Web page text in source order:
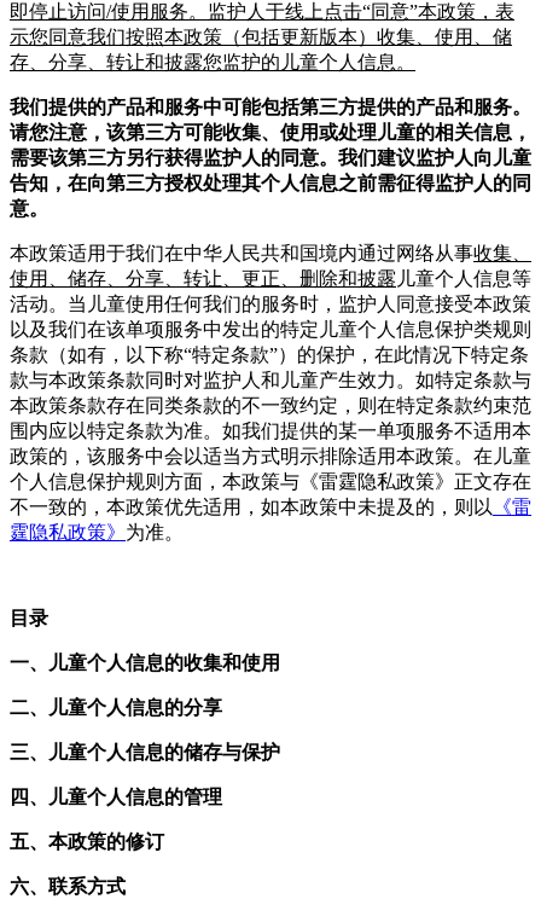
即停止访问/使用服务。 监护人 于线上点击“同意”本政策，表
示您同意我们按照本政策（包括更新版本）收集、使用、储
存、分享、转让和披露您监护的 儿童个人信息。
我们提供的产品和服务中可能包括第三方提供的产品和服务。
请您注意，该第三方可能收集、使用或处理儿童的相关信息，
需要该第三方另行获得监护人的同意。我们建议监护人向儿童
告知，在向第三方授权处理其个人信息之前需征得监护人的同
意。
本政策适用于我们在中华人民共和国境内通过网络从事收集、
使用、储存、分享、转让
更正、删除和披露 儿童个人信息等
活动。当儿童使用任何我们的服务时，监护人同意接受本政策
以及我们在该单项服务中发出的特定儿童个人信息保护类规则
条款（如有，以下称“特定条款”）的保护，在此情况下特定条
款与本政策条款同时对监护人和儿童产生效力。如特定条款与
本政策条款存在同类条款的不一致约定，则在特定条款约束范
围内应以特定条款为准。如我们提供的某一单项服务不适用本
政策的，该服务中会以适当方式明示排除适用本政策。在儿童
个人信息保护规则方面，本政策与《雷霆隐私政策》正文存在
不一致的，本政策优先适用，如本政策中未提及的，则以
《雷
霆隐私政策》 为准。
目录
一、儿童个人信息的收集和使用
二、儿童个人信息的分享
三、儿童个人信息的储存与保护
四、儿童个人信息的管理
五、本政策的修订
六、联系方式